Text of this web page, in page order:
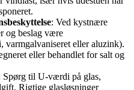
: Ved kystnære
og beslag være
varmgalvaniseret eller aluzink).
eller behandlet for salt og
Spørg til U‑værdi på glas,
Rigtige glasløsninger